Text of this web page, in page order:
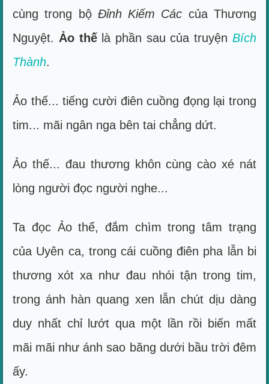
cùng trong bộ Đỉnh Kiếm Các của Thương
Nguyệt. Ảo thếlà phần sau của truyện Bích
Thành.
Ảo thế... tiếng cười điên cuồng đọng lại trong
tim... mãi ngân nga bên tai chẳng dứt.
Ảo thế... đau thương khôn cùng cào xé nát
lòng người đọc người nghe...
Ta đọc Ảo thế, đắm chìm trong tâm trạng
của Uyên ca, trong cái cuồng điên pha lẫn bi
thương xót xa như đau nhói tận trong tim,
trong ánh hàn quang xen lẫn chút dịu dàng
duy nhất chỉ lướt qua một lần rồi biến mất
mãi mãi như ánh sao băng dưới bầu trời đêm
ấy.